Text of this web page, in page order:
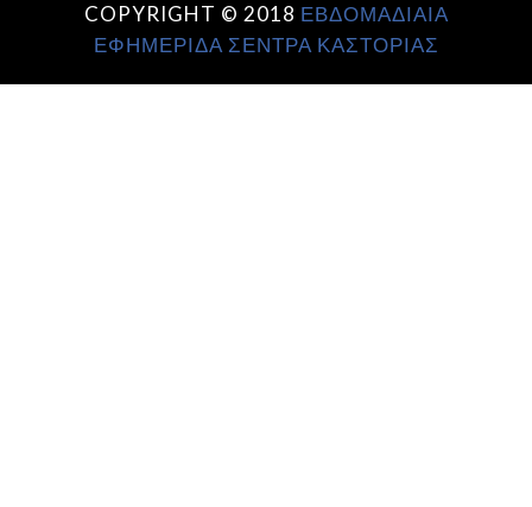
COPYRIGHT © 2018 ΕΒΔΟΜΑΔΙΑΙΑ
ΕΦΗΜΕΡΙΔΑ ΣΕΝΤΡΑ ΚΑΣΤΟΡΙΑΣ